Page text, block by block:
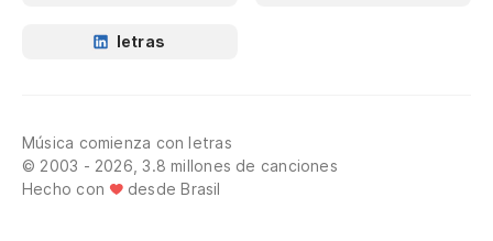
letras
Música comienza con letras
© 2003 - 2026, 3.8 millones de canciones
Hecho con
desde Brasil